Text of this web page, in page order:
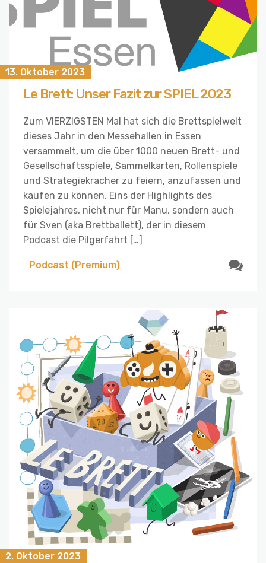
13. Oktober 2023
Le Brett: Unser Fazit zur SPIEL 2023
Zum VIERZIGSTEN Mal hat sich die Brettspielwelt
dieses Jahr in den Messehallen in Essen
versammelt, um die über 1000 neuen Brett- und
Gesellschaftsspiele, Sammelkarten, Rollenspiele
und Strategiekracher zu feiern, anzufassen und
kaufen zu können. Eins der Highlights des
Spielejahres, nicht nur für Manu, sondern auch
für Sven (aka Brettballett), der in diesem
Podcast die Pilgerfahrt […]
Podcast (Premium)
2. Oktober 2023